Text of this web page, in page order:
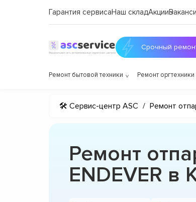
Гарантия сервисаНаш складАкции
Срочный
Ремонт бытовой техники Ремонт оргтехники
🛠 Сервис-центр ASC / Ремонт
Ремонт
ENDEVER в